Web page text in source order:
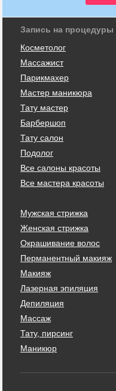
Запись на процедуры
Косметолог
Массажист
Парикмахер
Мастер маникюра
Тату мастер
Барбершоп
Тату салон
Подолог
Все салоны красоты
Все мастера красоты
Мужская стрижка
Женская стрижка
Окрашивание волос
Перманентный макияж
Макияж
Лазерная эпиляция
Депиляция
Массаж
Тату, пирсинг
Маникюр